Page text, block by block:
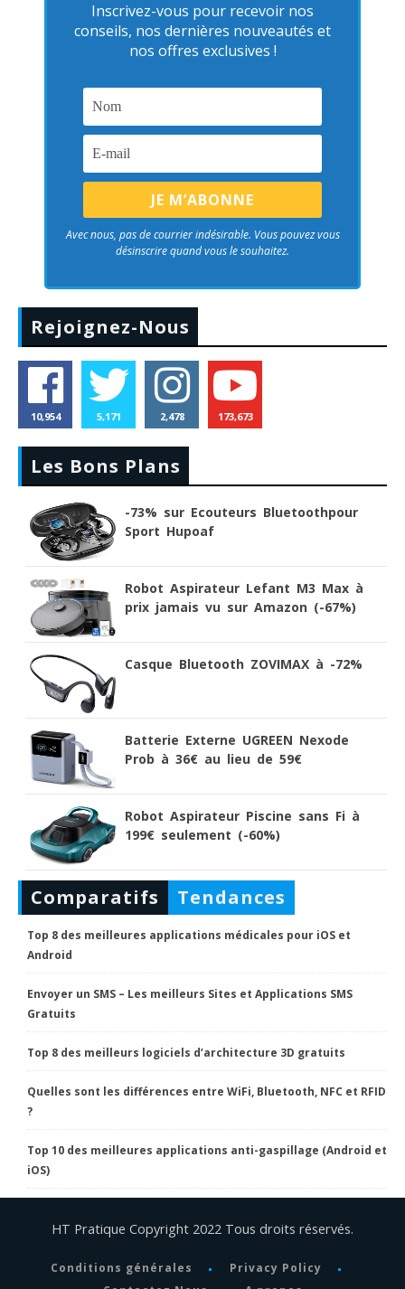
Inscrivez-vous pour recevoir nos
conseils, nos dernières nouveautés et
nos offres exclusives !
Avec nous, pas de courrier indésirable. Vous pouvez vous
désinscrire quand vous le souhaitez.
Rejoignez-Nous
10,954 5,171 2,478 173,673
Les Bons Plans
-73% sur Ecouteurs Bluetoothpour
Sport Hupoaf
Robot Aspirateur Lefant M3 Max à
prix jamais vu sur Amazon (-67%)
Casque Bluetooth ZOVIMAX à -72%
Batterie Externe UGREEN Nexode
Prob à 36€ au lieu de 59€
Robot Aspirateur Piscine sans Fi à
199€ seulement (-60%)
Comparatifs Tendances
Top 8 des meilleures applications médicales pour iOS et
Android
Envoyer un SMS – Les meilleurs Sites et Applications SMS
Gratuits
Top 8 des meilleurs logiciels d’architecture 3D gratuits
Quelles sont les différences entre WiFi, Bluetooth, NFC et RFID
?
Top 10 des meilleures applications anti-gaspillage (Android et
iOS)
HT Pratique Copyright 2022 Tous droits réservés.
Conditions générales
Privacy Policy